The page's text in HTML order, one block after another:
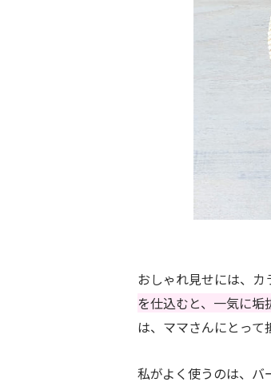
おしゃれ見せには、カ
を仕込むと、一気に垢
は、ママさんにとって
私がよく使うのは、バ